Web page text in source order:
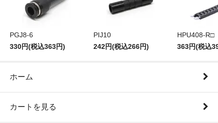
PGJ8-6
330円(税込363円)
PIJ10
242円(税込266円)
HPU408-R□
363円(税込
ホーム
カートを見る